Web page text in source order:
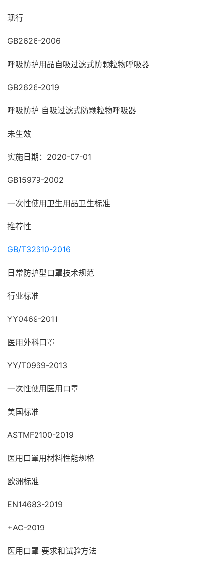
现行
GB2626-2006
呼吸防护用品自吸过滤式防颗粒物呼吸器
GB2626-2019
呼吸防护 自吸过滤式防颗粒物呼吸器
未生效
实施日期：2020-07-01
GB15979-2002
一次性使用卫生用品卫生标准
推荐性
GB/T32610-2016
日常防护型口罩技术规范
行业标准
YY0469-2011
医用外科口罩
YY/T0969-2013
一次性使用医用口罩
美国标准
ASTMF2100-2019
医用口罩用材料性能规格
欧洲标准
EN14683-2019
+AC-2019
医用口罩 要求和试验方法